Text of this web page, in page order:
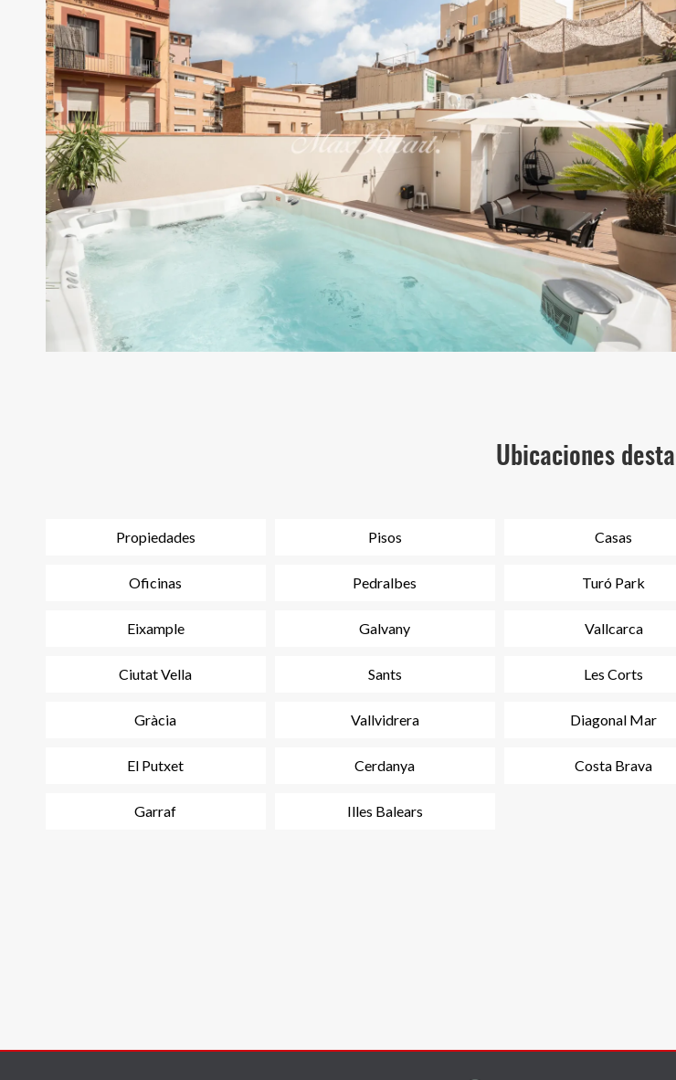
Ubicaciones
Propiedades Pisos Casas
Oficinas Pedralbes Turó Park
Eixample Galvany Vallcarca
Ciutat Vella Sants Les Corts
Gràcia Vallvidrera Diagonal Mar
El Putxet Cerdanya Costa Brava
Garraf Illes Balears